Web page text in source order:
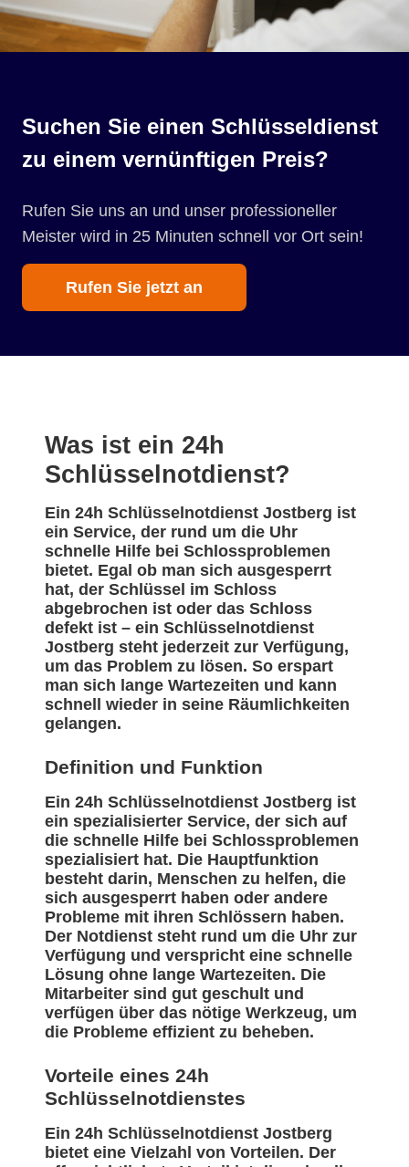
Suchen Sie einen Schlüsseldienst
zu einem vernünftigen Preis?
Rufen Sie uns an und unser professioneller
Meister wird in 25 Minuten schnell vor Ort sein!
Rufen Sie jetzt an
Was ist ein 24h
Schlüsselnotdienst?
Ein 24h Schlüsselnotdienst Jostberg ist
ein Service, der rund um die Uhr
schnelle Hilfe bei Schlossproblemen
bietet. Egal ob man sich ausgesperrt
hat, der Schlüssel im Schloss
abgebrochen ist oder das Schloss
defekt ist – ein Schlüsselnotdienst
Jostberg steht jederzeit zur Verfügung,
um das Problem zu lösen. So erspart
man sich lange Wartezeiten und kann
schnell wieder in seine Räumlichkeiten
gelangen.
Definition und Funktion
Ein 24h Schlüsselnotdienst Jostberg ist
ein spezialisierter Service, der sich auf
die schnelle Hilfe bei Schlossproblemen
spezialisiert hat. Die Hauptfunktion
besteht darin, Menschen zu helfen, die
sich ausgesperrt haben oder andere
Probleme mit ihren Schlössern haben.
Der Notdienst steht rund um die Uhr zur
Verfügung und verspricht eine schnelle
Lösung ohne lange Wartezeiten. Die
Mitarbeiter sind gut geschult und
verfügen über das nötige Werkzeug, um
die Probleme effizient zu beheben.
Vorteile eines 24h
Schlüsselnotdienstes
Ein 24h Schlüsselnotdienst Jostberg
bietet eine Vielzahl von Vorteilen. Der